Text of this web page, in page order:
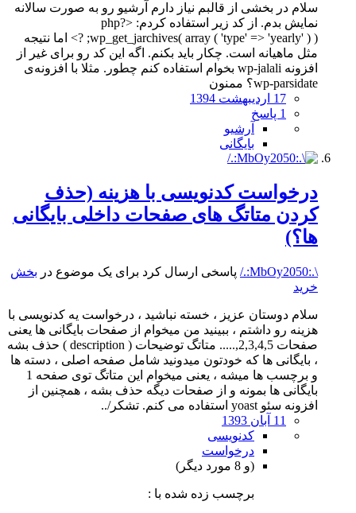
سلام در بخشی از قالبم نیاز دارم آرشیو رو به صورت سالانه
نمایش بدم. از کد زیر استفاده کردم: <?php
wp_get_jarchives( array ( 'type' => 'yearly' ) ); ?> اما نتیجه
مثل ماهیانه است. چکار باید بکنم. اگه این کد رو برای غیر از
افزونه wp-jalali بخوام استفاده کنم چطور. مثلا با افزونه‌ی
wp-parsidate؟ ممنون
17 اردیبهشت 1394
1 پاسخ
آرشیو
بایگانی
درخواست کدنویسی با هزینه (حذف
کردن متاتگ های صفحات داخلی بایگانی
ها؟)
\.:MbOy2050:./ پاسخی ارسال کرد برای یک موضوع در بخش
خرید
سلام دوستان عزیز ، خسته نباشید ، درخواست یه کدنویسی با
هزینه رو داشتم ، ببینید من میخوام از صفحات بایگانی ها یعنی
صفحات 2,3,4,5,..... متاتگ توضیحات ( description ) حذف بشه
، بایگانی ها که خودتون میدونید شامل صفحه اصلی ، دسته ها
و برچسب ها میشه ، یعنی میخوام این متاتگ توی صفحه 1
بایگانی ها بمونه و از صفحات دیگه حذف بشه ، همچنین از
افزونه سئو yoast استفاده می کنم. تشکر/..
11 آبان 1393
کدنویسی
درخواست
(و 8 مورد دیگر)
برچسب زده شده با :